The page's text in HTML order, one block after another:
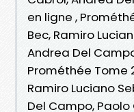
en ligne ,
Bec, Ramiro
Andrea Del
Prométhée Tome
Ramiro Luciano
Del Campo, Paolo